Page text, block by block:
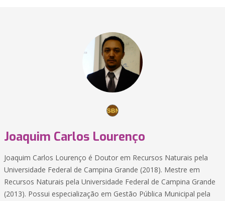
Joaquim Carlos Lourenço
Joaquim Carlos Lourenço é Doutor em Recursos Naturais pela
Universidade Federal de Campina Grande (2018). Mestre em
Recursos Naturais pela Universidade Federal de Campina Grande
(2013). Possui especialização em Gestão Pública Municipal pela